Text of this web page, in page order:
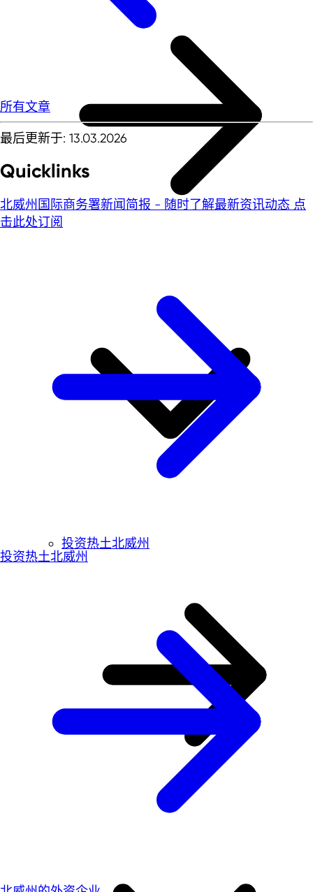
投资热土北威州
所有文章
最后更新于: 13.03.2026
Quicklinks
北威州国际商务署新闻简报 - 随时了解最新资讯动态 点
击此处订阅
投资热土北威州